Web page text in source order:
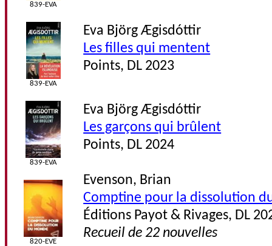
839-EVA
839-EVA
Eva Björg Ægisdóttir
Les filles qui mentent
Points, DL 2023
839-EVA
Eva Björg Ægisdóttir
Les garçons qui brûlent
Points, DL 2024
820-EVE
Evenson, Brian
Comptine pour la dissolution
Éditions Payot & Rivages, DL
Recueil de 22 nouvelles